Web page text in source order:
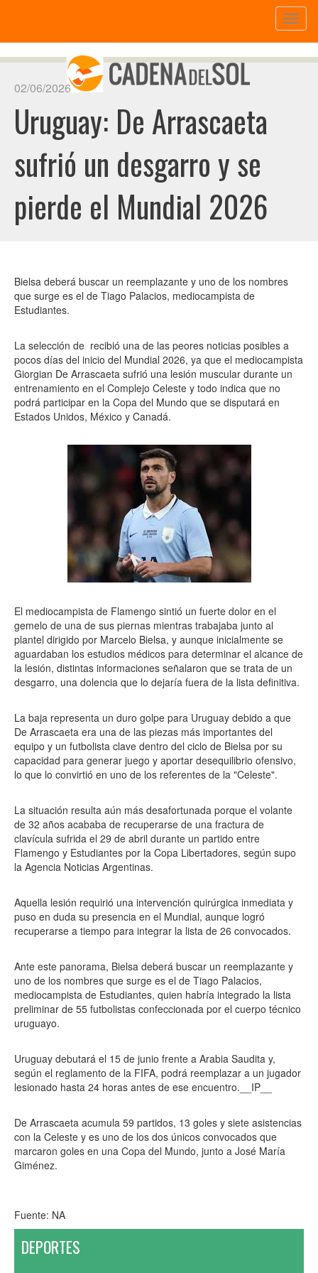
02/06/2026
Uruguay: De Arrascaeta
sufrió un desgarro y se
pierde el Mundial 2026
Bielsa deberá buscar un reemplazante y uno de los nombres
que surge es el de Tiago Palacios, mediocampista de
Estudiantes.
La selección de recibió una de las peores noticias posibles a
pocos días del inicio del Mundial 2026, ya que el mediocampista
Giorgian De Arrascaeta sufrió una lesión muscular durante un
entrenamiento en el Complejo Celeste y todo indica que no
podrá participar en la Copa del Mundo que se disputará en
Estados Unidos, México y Canadá.
El mediocampista de Flamengo sintió un fuerte dolor en el
gemelo de una de sus piernas mientras trabajaba junto al
plantel dirigido por Marcelo Bielsa, y aunque inicialmente se
aguardaban los estudios médicos para determinar el alcance de
la lesión, distintas informaciones señalaron que se trata de un
desgarro, una dolencia que lo dejaría fuera de la lista definitiva.
La baja representa un duro golpe para Uruguay debido a que
De Arrascaeta era una de las piezas más importantes del
equipo y un futbolista clave dentro del ciclo de Bielsa por su
capacidad para generar juego y aportar desequilibrio ofensivo,
lo que lo convirtió en uno de los referentes de la "Celeste".
La situación resulta aún más desafortunada porque el volante
de 32 años acababa de recuperarse de una fractura de
clavícula sufrida el 29 de abril durante un partido entre
Flamengo y Estudiantes por la Copa Libertadores, según supo
la Agencia Noticias Argentinas.
Aquella lesión requirió una intervención quirúrgica inmediata y
puso en duda su presencia en el Mundial, aunque logró
recuperarse a tiempo para integrar la lista de 26 convocados.
Ante este panorama, Bielsa deberá buscar un reemplazante y
uno de los nombres que surge es el de Tiago Palacios,
mediocampista de Estudiantes, quien habría integrado la lista
preliminar de 55 futbolistas confeccionada por el cuerpo técnico
uruguayo.
Uruguay debutará el 15 de junio frente a Arabia Saudita y,
según el reglamento de la FIFA, podrá reemplazar a un jugador
lesionado hasta 24 horas antes de ese encuentro.__IP__
De Arrascaeta acumula 59 partidos, 13 goles y siete asistencias
con la Celeste y es uno de los dos únicos convocados que
marcaron goles en una Copa del Mundo, junto a José María
Giménez.
Fuente: NA
DEPORTES